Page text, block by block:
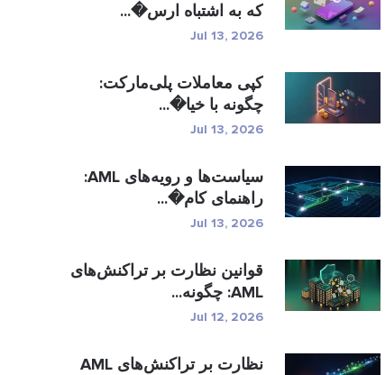
که به اشتباه ارس�...
Jul 13, 2026
کپی معاملات پلی‌مارکت:
چگونه با خیا�...
Jul 13, 2026
سیاست‌ها و رویه‌های AML:
راهنمای کام�...
Jul 13, 2026
قوانین نظارت بر تراکنش‌های
AML: چگونه...
Jul 12, 2026
نظارت بر تراکنش‌های AML